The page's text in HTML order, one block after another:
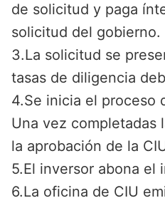
de solicitud y paga
solicitud del gobierno.
3.La solicitud se
tasas de diligencia
4.Se inicia el proceso
Una vez completadas
la aprobación de la
5.El inversor abona el
6.La oficina de CIU